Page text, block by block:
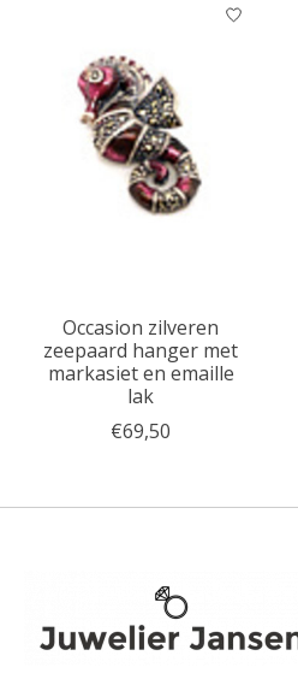
Occasion zilveren
zeepaard hanger met
markasiet en emaille
lak
€69,50